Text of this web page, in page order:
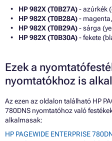
HP 982X (T0B27A)- azúrkék
HP 982X (T0B28A)-
HP 982X (T0B29A)- sárga
HP 982X (T0B30A)- fekete
Ezek a
nyomtatókhoz is
Az ezen az oldalon található HP
780DNS nyomtatóhoz való
alkalmasak:
HP PAGEWIDE ENTERPRISE